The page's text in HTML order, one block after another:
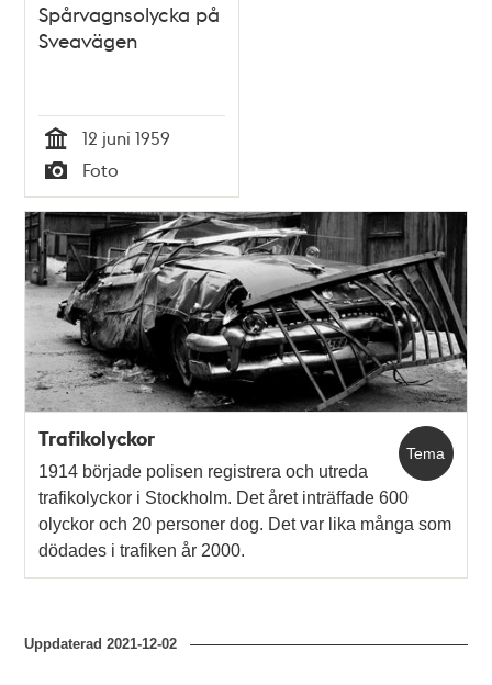
Spårvagnsolycka på
Sveavägen
Tid
12 juni 1959
Typ
Foto
Tema
Trafikolyckor
1914 började polisen registrera och utreda
trafikolyckor i Stockholm. Det året inträffade 600
olyckor och 20 personer dog. Det var lika många som
dödades i trafiken år 2000.
Uppdaterad2021-12-02